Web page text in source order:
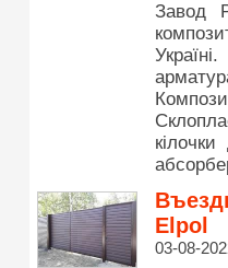
Завод
Elpol
03-08-